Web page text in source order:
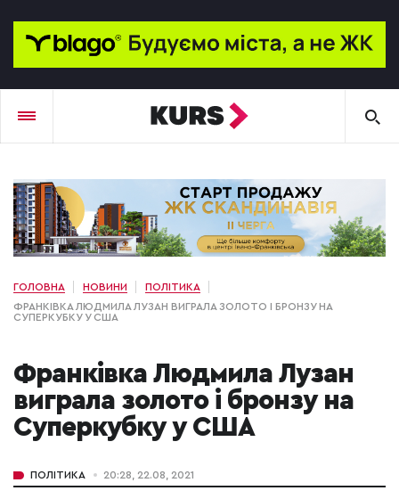
ГОЛОВНА НОВИНИ
ПОЛІТИКА
ФРАНКІВКА ЛЮДМИЛА ЛУЗАН ВИГРАЛА ЗОЛОТО І БРОНЗУ НА
СУПЕРКУБКУ У США
Франківка Людмила Лузан
виграла золото і бронзу на
Суперкубку у США
ПОЛІТИКА 20:28, 22.08, 2021